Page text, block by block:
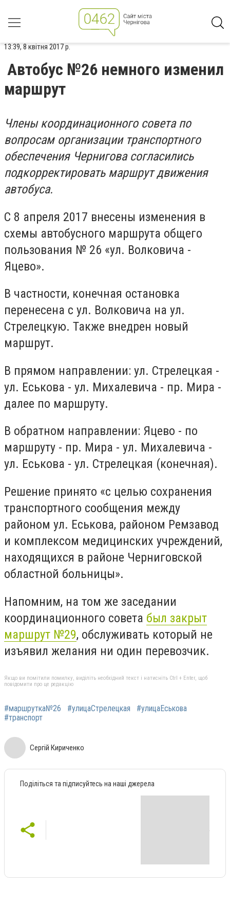
13:39, 8 квітня 2017 р.
Автобус №26 немного изменил
маршрут
Члены координационного совета по
вопросам организации транспортного
обеспечения Чернигова согласились
подкорректировать маршрут движения
автобуса.
С 8 апреля 2017 внесены изменения в
схемы автобусного маршрута общего
пользования № 26 «ул. Волковича -
Яцево».
В частности, конечная остановка
перенесена с ул. Волковича на ул.
Стрелецкую. Также внедрен новый
маршрут.
В прямом направлении: ул. Стрелецкая -
ул. Еськова - ул. Михалевича - пр. Мира -
далее по маршруту.
В обратном направлении: Яцево - по
маршруту - пр. Мира - ул. Михалевича -
ул. Еськова - ул. Стрелецкая (конечная).
Решение принято «с целью сохранения
транспортного сообщения между
районом ул. Еськова, районом Ремзавод
и комплексом медицинских учреждений,
находящихся в районе Черниговской
областной больницы».
Напомним, на том же заседании
координационного совета был закрыт
маршрут №29, обслуживать который не
изъявил желания ни один перевозчик.
Якщо ви помітили помилку, виділіть необхідний текст і натисніть Ctrl + Enter, щоб
повідомити про це редакцію
#маршрутка№26 #улицаСтрелецкая
#улицаЕськова
#транспорт
Сергій Кириченко
Поділіться та підписуйтесь на наші джерела